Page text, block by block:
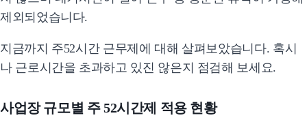
제외되었습니다.
지금까지 주52시간 근무제에 대해 살펴보았습니다. 혹시
나 근로시간을 초과하고 있진 않은지 점검해 보세요.
사업장 규모별 주 52시간제 적용 현황